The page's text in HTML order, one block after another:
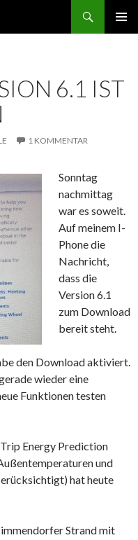
6.1 IST
1 KOMMENTAR
Sonntag
nachmittag
war es soweit.
Auf meinem I-
Phone die
Nachricht,
dass die
Version 6.1
zum Download
bereit steht.
den Download aktiviert.
wieder eine
Funktionen testen
Energy Prediction
und
hat heute
Strand mit